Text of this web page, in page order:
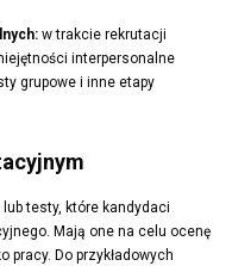
w trakcie rekrutacji
interpersonalne
grupowe i inne etapy
testy, które kandydaci
Mają one na celu ocenę
pracy. Do przykładowych